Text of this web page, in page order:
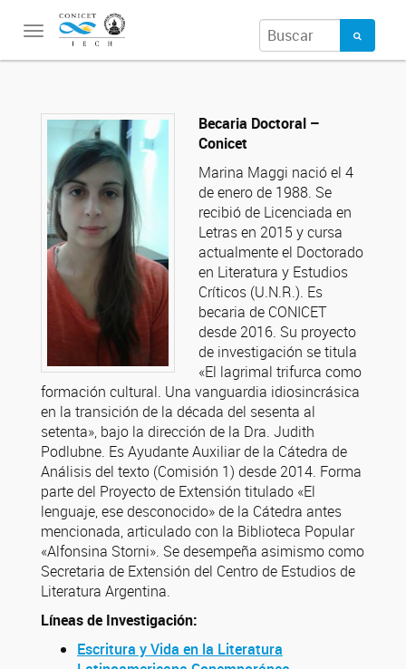
Toggle
Becaria Doctoral –
Conicet
Marina Maggi nació el 4
de enero de 1988. Se
recibió de Licenciada en
Letras en 2015 y cursa
actualmente el Doctorado
en Literatura y Estudios
Críticos (U.N.R.). Es
becaria de CONICET
desde 2016. Su proyecto
de investigación se titula
«El lagrimal trifurca como
formación cultural. Una vanguardia idiosincrásica
en la transición de la década del sesenta al
setenta», bajo la dirección de la Dra. Judith
Podlubne. Es Ayudante Auxiliar de la Cátedra de
Análisis del texto (Comisión 1) desde 2014. Forma
parte del Proyecto de Extensión titulado «El
lenguaje, ese desconocido» de la Cátedra antes
mencionada, articulado con la Biblioteca Popular
«Alfonsina Storni». Se desempeña asimismo como
Secretaria de Extensión del Centro de Estudios de
Literatura Argentina.
Líneas de Investigación:
Escritura y Vida en la Literatura